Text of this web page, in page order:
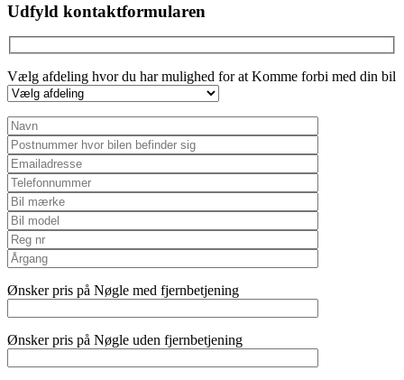
empty.
Udfyld kontaktformularen
Vælg afdeling hvor du har mulighed for at Komme forbi med din bil
Ønsker pris på Nøgle med fjernbetjening
Ønsker pris på Nøgle uden fjernbetjening